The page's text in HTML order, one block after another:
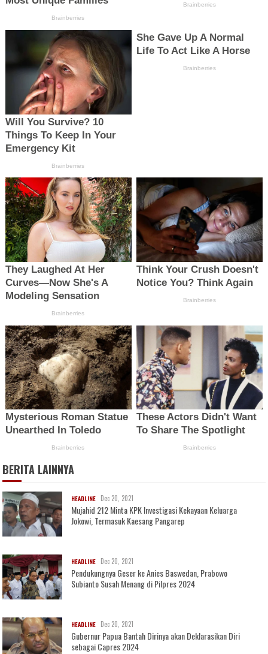
BERITA LAINNYA
HEADLINE Dec 20, 2021
Mujahid 212 Minta KPK Investigasi Kekayaan Keluarga
Jokowi, Termasuk Kaesang Pangarep
HEADLINE Dec 20, 2021
Pendukungnya Geser ke Anies Baswedan, Prabowo
Subianto Susah Menang di Pilpres 2024
HEADLINE Dec 20, 2021
Gubernur Papua Bantah Dirinya akan Deklarasikan Diri
sebagai Capres 2024